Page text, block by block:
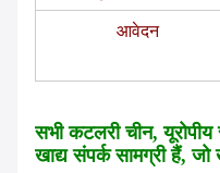
आवेदन
सभी कटलरी चीन, यूरोपीय
खाद्य संपर्क सामग्री हैं, जो